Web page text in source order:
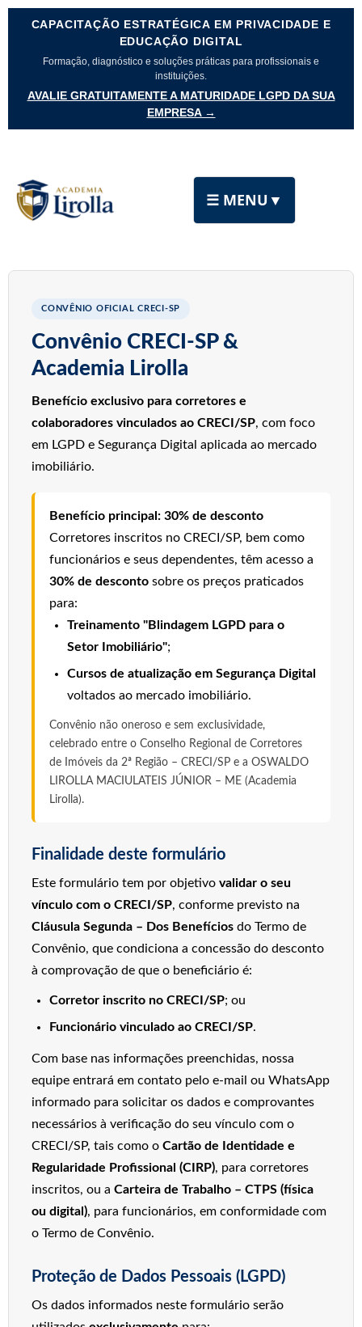
CAPACITAÇÃO ESTRATÉGICA EM PRIVACIDADE E
EDUCAÇÃO DIGITAL
Formação, diagnóstico e soluções práticas para profissionais e
instituições.
AVALIE GRATUITAMENTE A MATURIDADE LGPD DA SUA
EMPRESA →
☰ MENU ▼
CONVÊNIO OFICIAL CRECI-SP
Convênio CRECI-SP &
Academia Lirolla
Benefício exclusivo para corretores e
colaboradores vinculados ao CRECI/SP, com foco
em LGPD e Segurança Digital aplicada ao mercado
imobiliário.
Benefício principal: 30% de desconto
Corretores inscritos no CRECI/SP, bem como
funcionários e seus dependentes, têm acesso a
30% de desconto sobre os preços praticados
para:
Treinamento "Blindagem LGPD para o
Setor Imobiliário";
Cursos de atualização em Segurança Digital
voltados ao mercado imobiliário.
Convênio não oneroso e sem exclusividade,
celebrado entre o Conselho Regional de Corretores
de Imóveis da 2ª Região – CRECI/SP e a OSWALDO
LIROLLA MACIULATEIS JÚNIOR – ME (Academia
Lirolla).
Finalidade deste formulário
Este formulário tem por objetivo validar o seu
vínculo com o CRECI/SP, conforme previsto na
Cláusula Segunda – Dos Benefícios do Termo de
Convênio, que condiciona a concessão do desconto
à comprovação de que o beneficiário é:
Corretor inscrito no CRECI/SP; ou
Funcionário vinculado ao CRECI/SP.
Com base nas informações preenchidas, nossa
equipe entrará em contato pelo e-mail ou WhatsApp
informado para solicitar os dados e comprovantes
necessários à verificação do seu vínculo com o
CRECI/SP, tais como o Cartão de Identidade e
Regularidade Profissional (CIRP), para corretores
inscritos, ou a Carteira de Trabalho – CTPS (física
ou digital), para funcionários, em conformidade com
o Termo de Convênio.
Proteção de Dados Pessoais (LGPD)
Os dados informados neste formulário serão